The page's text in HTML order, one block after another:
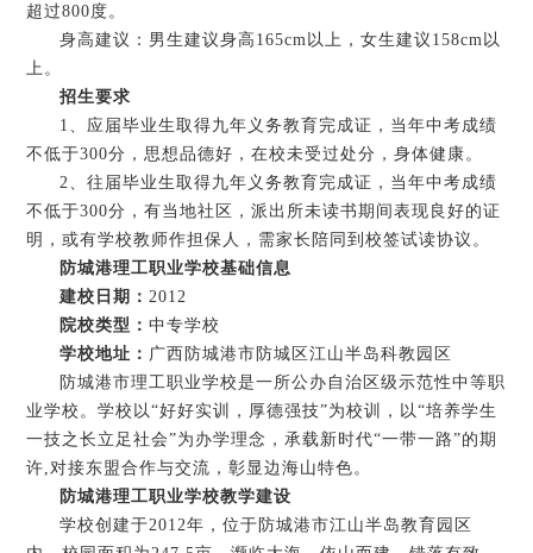
超过800度。
身高建议：男生建议身高165cm以上，女生建议158cm以
上。
招生要求
1、应届毕业生取得九年义务教育完成证，当年中考成绩
不低于300分，思想品德好，在校未受过处分，身体健康。
2、往届毕业生取得九年义务教育完成证，当年中考成绩
不低于300分，有当地社区，派出所未读书期间表现良好的证
明，或有学校教师作担保人，需家长陪同到校签试读协议。
防城港理工职业学校基础信息
建校日期： 2012
院校类型：中专学校
学校地址： 广西防城港市防城区江山半岛科教园区
防城港市理工职业学校是一所公办自治区级示范性中等职
业学校。学校以“好好实训，厚德强技”为校训，以“培养学生
一技之长立足社会”为办学理念，承载新时代“一带一路”的期
许,对接东盟合作与交流，彰显边海山特色。
防城港理工职业学校教学建设
学校创建于2012年，位于防城港市江山半岛教育园区